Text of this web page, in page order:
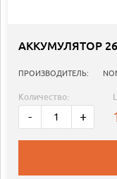
АККУМУЛЯТОР
ПРОИЗВОДИТЕЛЬ:
Количество:
- +